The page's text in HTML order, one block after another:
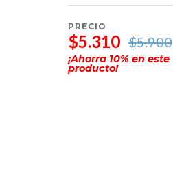
PRECIO
$5.310 $5.900
¡Ahorra 10% en este
producto!